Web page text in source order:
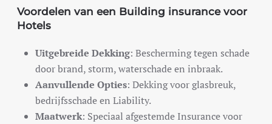
Voordelen van een Building insurance voor
Hotels
Uitgebreide Dekking: Bescherming tegen schade
door brand, storm, waterschade en inbraak.
Aanvullende Opties: Dekking voor glasbreuk,
bedrijfsschade en Liability.
Maatwerk: Speciaal afgestemde Insurance voor